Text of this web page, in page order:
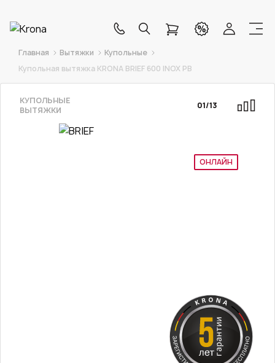
Главная Вытяжки
Купольные
Купольная вытяжка KRONA BRIEF 600 INOX PB
ОНЛАЙН
КУПОЛЬНЫЕ
ВЫТЯЖКИ
01/13